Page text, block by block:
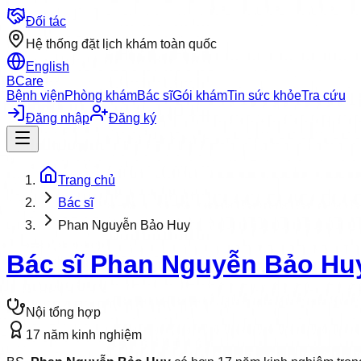
Đối tác
Hệ thống đặt lịch khám toàn quốc
English
BCare
Bệnh việnPhòng khámBác sĩGói khámTin sức khỏeTra cứu
Đăng nhập
Đăng ký
Trang chủ
Bác sĩ
Phan Nguyễn Bảo Huy
Bác sĩ Phan Nguyễn Bảo
Nội tổng hợp
17 năm kinh nghiệm